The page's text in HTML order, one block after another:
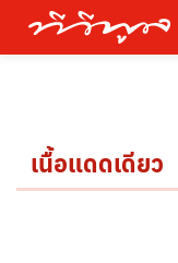
เนื้อแดดเดียว